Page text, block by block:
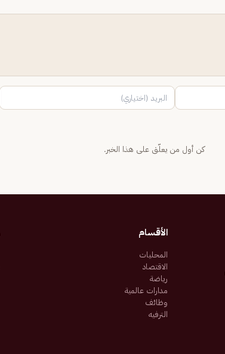
كن أول من يعلّق على هذا الخبر.
الأقسام
المحليات
الاقتصاد
رياضة
مدارات عالمية
وظائف
الترفيه